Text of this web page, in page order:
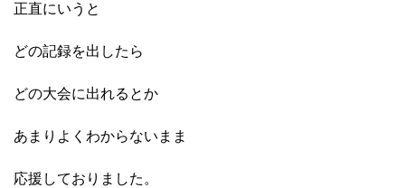
正直にいうと
どの記録を出したら
どの大会に出れるとか
あまりよくわからないまま
応援しておりました。